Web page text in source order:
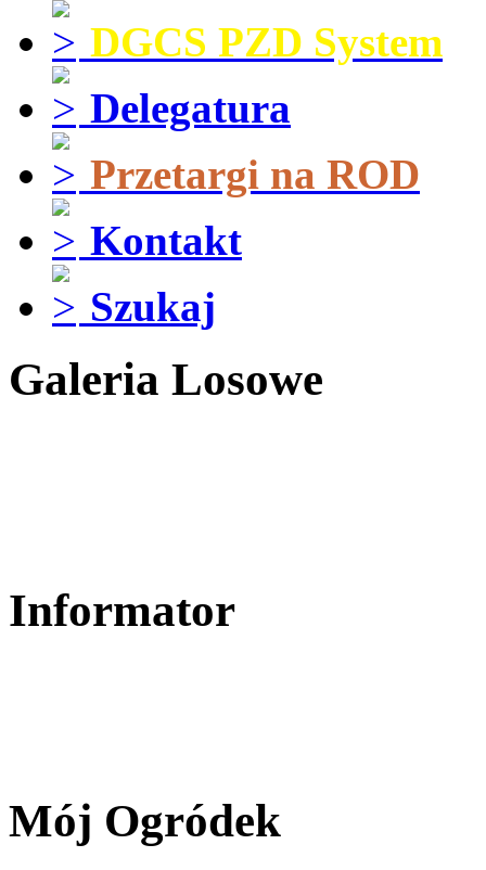
DGCS PZD System
Delegatura
Przetargi na ROD
Kontakt
Szukaj
Galeria Losowe
Informator
Mój Ogródek